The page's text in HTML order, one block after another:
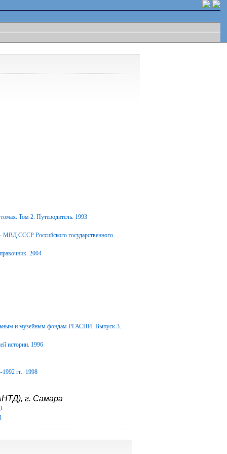
Том 2. Путеводитель. 1993
МВД СССР Российского государственного
2004
и музейным фондам РГАСПИ. Выпуск 3.
истории. 1996
гг.. 1998
г. Самара